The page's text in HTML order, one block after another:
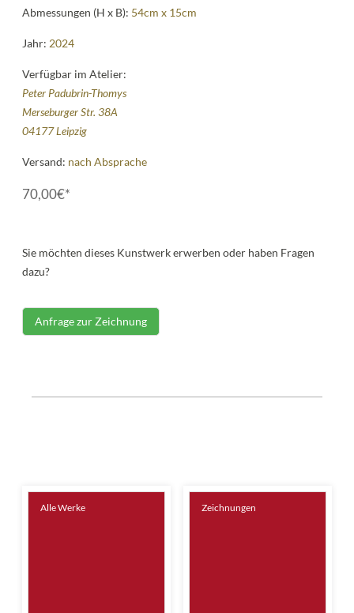
Abmessungen (H x B): 54cm x 15cm
Jahr: 2024
Verfügbar im Atelier:
Peter Padubrin-Thomys
Merseburger Str. 38A
04177 Leipzig
Versand: nach Absprache
70,00€*
Sie möchten dieses Kunstwerk erwerben oder haben Fragen
dazu?
Anfrage zur Zeichnung
Alle Werke Zeichnungen